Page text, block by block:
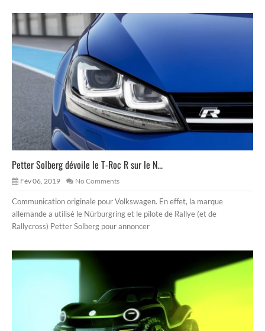
Petter Solberg dévoile le T-Roc R sur le N...
Fév 06, 2019 No Comments
Communication originale pour Volkswagen. En effet, la marque
allemande a utilisé le Nürburgring et le pilote de Rallye (et de
Rallycross) Petter Solberg pour annoncer